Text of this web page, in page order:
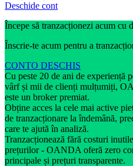
Deschide cont
Începe să tranzacționezi acum cu
Înscrie-te acum pentru a
CONTO DESCHIS
Cu peste 20 de ani de experiență
vârf și mii de clienți mulțumiți,
este un broker premiat.
Obține acces la cele mai active
de tranzacționare la îndemână,
care te ajută în analiză.
Tranzacționează fără costuri
prețurilor - OANDA oferă zero
principale și prețuri transparente.